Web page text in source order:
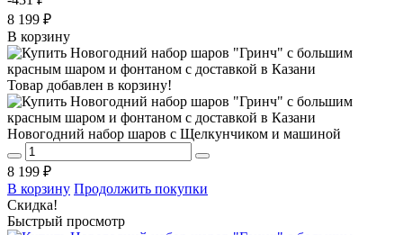
8 199 ₽
В корзину
Товар добавлен в корзину!
Новогодний набор шаров с Щелкунчиком и машиной
8 199 ₽
В корзину Продолжить покупки
Скидка!
Быстрый просмотр